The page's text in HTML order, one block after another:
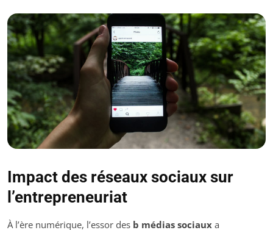
Impact des réseaux sociaux sur
l’entrepreneuriat
À l’ère numérique, l’essor des b médias sociaux a